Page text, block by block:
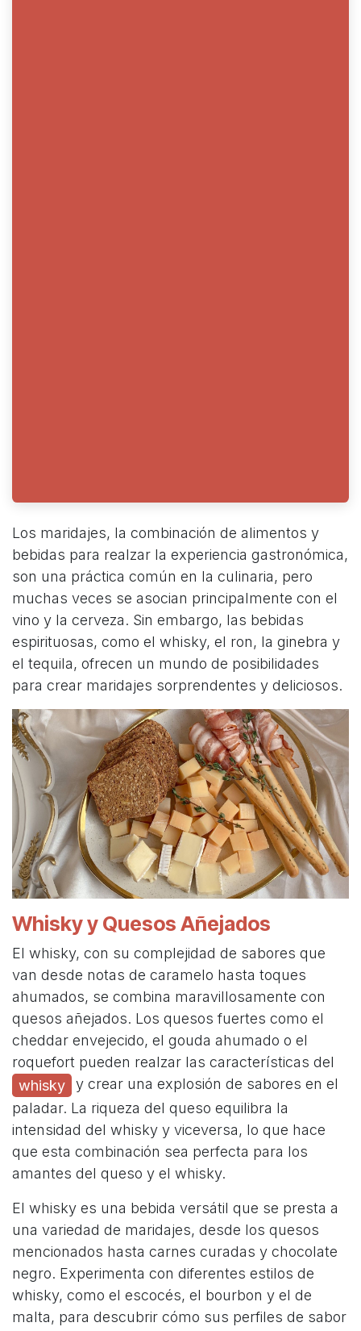
Los maridajes, la combinación de alimentos y
bebidas para realzar la experiencia gastronómica,
son una práctica común en la culinaria, pero
muchas veces se asocian principalmente con el
vino y la cerveza. Sin embargo, las bebidas
espirituosas, como el whisky, el ron, la ginebra y
el tequila, ofrecen un mundo de posibilidades
para crear maridajes sorprendentes y deliciosos.
Whisky y Quesos Añejados
El whisky, con su complejidad de sabores que
van desde notas de caramelo hasta toques
ahumados, se combina maravillosamente con
quesos añejados. Los quesos fuertes como el
cheddar envejecido, el gouda ahumado o el
roquefort pueden realzar las características del
whisky
y crear una explosión de sabores en el
paladar. La riqueza del queso equilibra la
intensidad del whisky y viceversa, lo que hace
que esta combinación sea perfecta para los
amantes del queso y el whisky.
El whisky es una bebida versátil que se presta a
una variedad de maridajes, desde los quesos
mencionados hasta carnes curadas y chocolate
negro. Experimenta con diferentes estilos de
whisky, como el escocés, el bourbon y el de
malta, para descubrir cómo sus perfiles de sabor